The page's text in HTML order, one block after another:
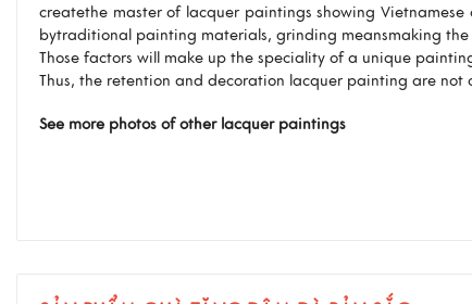
createthe master of lacquer paintings showing
bytraditional painting materials, grinding meansmaking
Those factors will make up the speciality of a unique
Thus, the retention and decoration lacquer painting are
See more photos of other lacquer paintings